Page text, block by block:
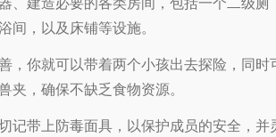
间，以及床铺等设施。
，你就可以带着两个小孩出去探险，同时
夹，确保不缺乏食物资源。
记带上防毒面具，以保护成员的安全，并